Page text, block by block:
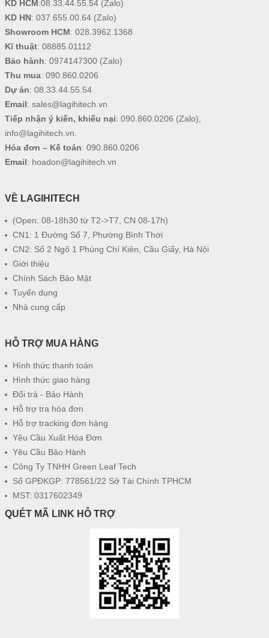
KD HCM :08.33.44.55.54(Zalo)
KD HN: 037.655.00.64(Zalo)
Showroom HCM: 028.3962.1368
Kĩ thuật: 08885.01112
Bảo hành: 0974147300(Zalo)
Thu mua: 090.860.0206
Dự án: 08.33.44.55.54
Email: sales@lagihitech.vn
Tiếp nhận ý kiến, khiếu nại: 090.860.0206 (Zalo),
info@lagihitech.vn
Hóa đơn – Kế toán: 090.860.0206
Email: hoadon@lagihitech.vn
VỀ LAGIHITECH
(Open: 08-18h30 từ T2->T7, CN 08-17h)
CN1: 1 Đường Số 7, Phường Bình Thới
CN2: Số 2 Ngõ 1 Phùng Chí Kiên, Cầu Giấy, Hà Nội
Giới thiệu
Chính Sách Bảo Mật
Tuyển dụng
Nhà cung cấp
HỖ TRỢ MUA HÀNG
Hình thức thanh toán
Hình thức giao hàng
Đổi trả - Bảo Hành
Hỗ trợ tra hóa đơn
Hỗ trợ tracking đơn hàng
Yêu Cầu Xuất Hóa Đơn
Yêu Cầu Bảo Hành
Công Ty TNHH Green Leaf Tech
Số GPĐKGP: 778561/22 Sở Tài Chính TPHCM
MST: 0317602349
QUÉT MÃ LINK HỖ TRỢ